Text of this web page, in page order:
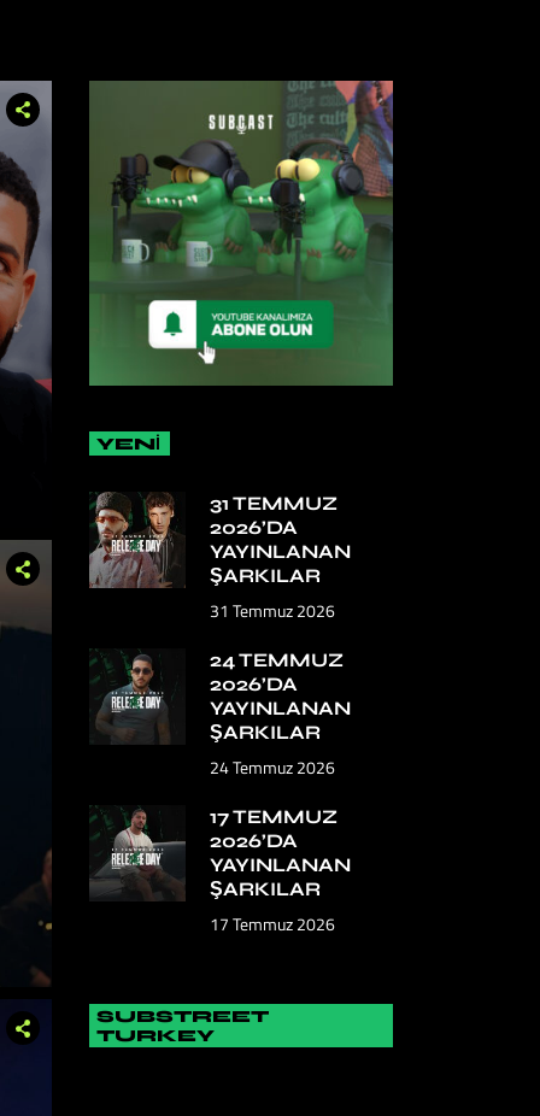
YENİ
31 TEMMUZ
2026’DA
YAYINLANAN
ŞARKILAR
31 Temmuz 2026
24 TEMMUZ
2026’DA
YAYINLANAN
ŞARKILAR
24 Temmuz 2026
17 TEMMUZ
2026’DA
YAYINLANAN
ŞARKILAR
17 Temmuz 2026
SUBSTREET
TURKEY